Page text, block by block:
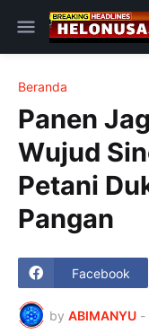
Beranda
Panen
Wujud
Petani
Pangan
Facebook
by ABIMANYU -